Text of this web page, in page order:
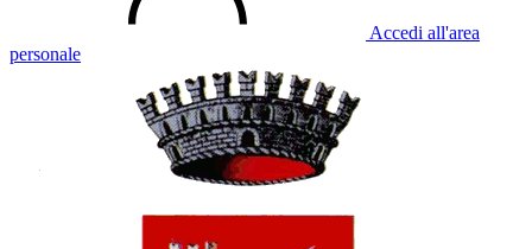
Accedi all'area
personale